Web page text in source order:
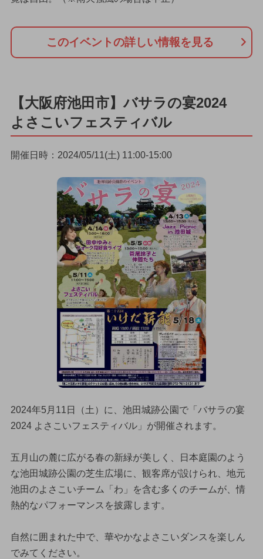
このイベントの詳しい情報を見る
【大阪府池田市】バサラの宴2024
よさこいフェスティバル
開催日時：2024/05/11(土) 11:00-15:00
2024年5月11日（土）に、池田城跡公園で「バサラの宴
2024 よさこいフェスティバル」が開催されます。
五月山の麓に広がる春の新緑が美しく、日本庭園のよう
な池田城跡公園の芝生広場に、観客席が設けられ、地元
池田のよさこいチーム「わ」を含む多くのチームが、情
熱的なパフォーマンスを披露します。
自然に囲まれた中で、華やかなよさこいダンスを楽しん
でみてください。